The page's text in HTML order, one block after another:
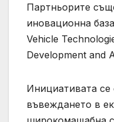
Партньорите
иновационна
Vehicle
Development and
Инициативата се
въвеждането в